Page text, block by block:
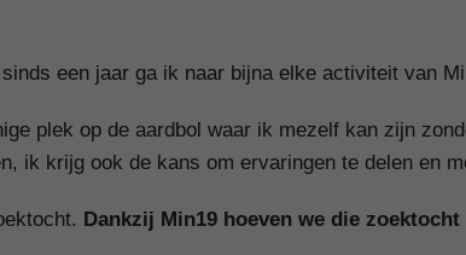
een jaar ga ik naar bijna elke activiteit van
plek op de aardbol waar ik mezelf kan zijn
ik krijg ook de kans om ervaringen te delen en
Dankzij Min19 hoeven we die